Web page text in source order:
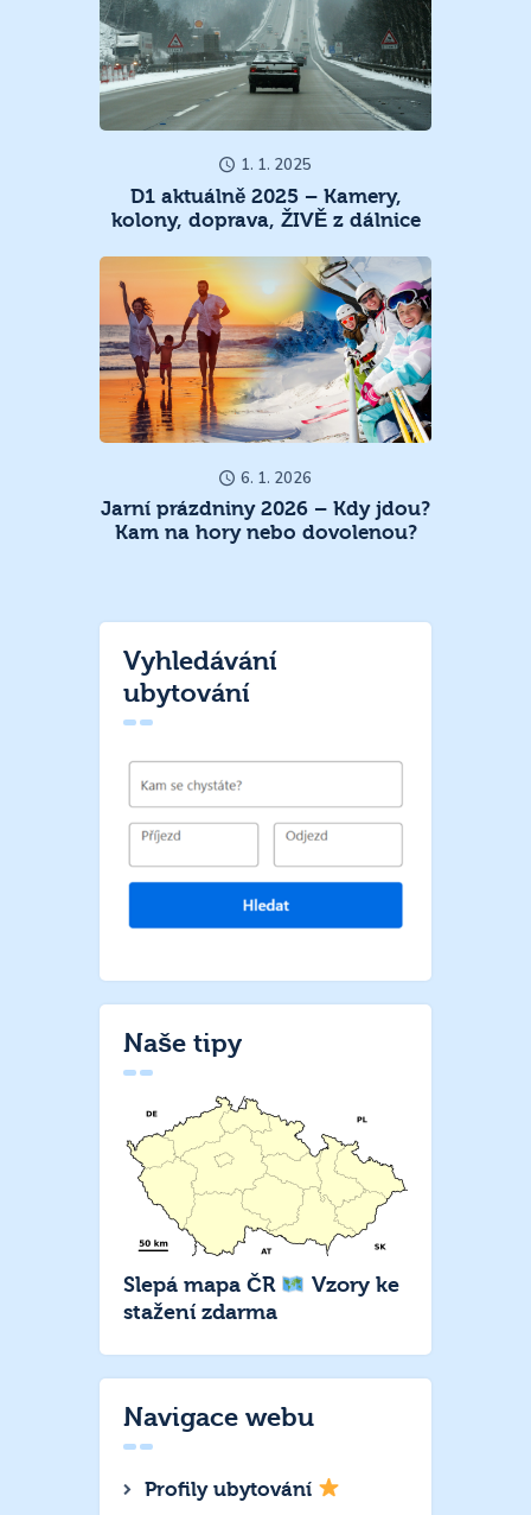
1. 1. 2025
D1 aktuálně 2025 – Kamery,
kolony, doprava, ŽIVĚ z dálnice
6. 1. 2026
Jarní prázdniny 2026 – Kdy jdou?
Kam na hory nebo dovolenou?
Vyhledávání
ubytování
Naše tipy
Slepá mapa ČR
Vzory ke
stažení zdarma
Navigace webu
Profily ubytování